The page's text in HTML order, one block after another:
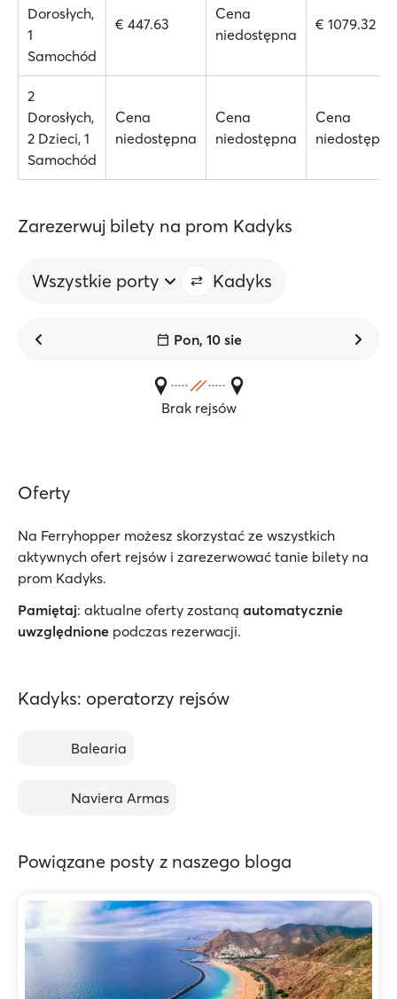
Dorosłych,
1
Samochód
€ 447.63
Cena
niedostępna
€ 1079.32
2
Dorosłych,
2 Dzieci, 1
Samochód
Cena
niedostępna
Cena
niedostępna
Cena
niedostępna
Zarezerwuj bilety na prom Kadyks
Wszystkie porty Kadyks
Pon, 10 sie
Brak rejsów
Oferty
Na Ferryhopper możesz skorzystać ze wszystkich
aktywnych ofert rejsów i zarezerwować tanie bilety na
prom Kadyks.
Pamiętaj: aktualne oferty zostaną automatycznie
uwzględnione podczas rezerwacji.
Kadyks: operatorzy rejsów
Balearia
Naviera Armas
Powiązane posty z naszego bloga